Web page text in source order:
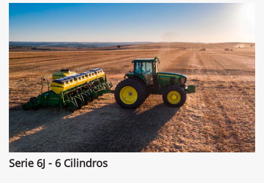
Serie 6J - 6 Cilindros